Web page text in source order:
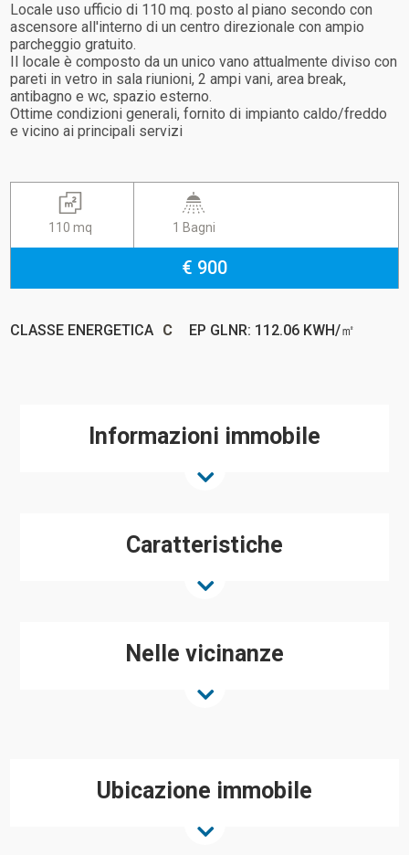
Locale uso ufficio di 110 mq. posto al piano secondo con
ascensore all'interno di un centro direzionale con ampio
parcheggio gratuito.
Il locale è composto da un unico vano attualmente diviso con
pareti in vetro in sala riunioni, 2 ampi vani, area break,
antibagno e wc, spazio esterno.
Ottime condizioni generali, fornito di impianto caldo/freddo
e vicino ai principali servizi
110 mq 1 Bagni
€ 900
CLASSE ENERGETICA C EP GLNR: 112.06 KWH/㎡
Informazioni immobile
Caratteristiche
Nelle vicinanze
Ubicazione immobile